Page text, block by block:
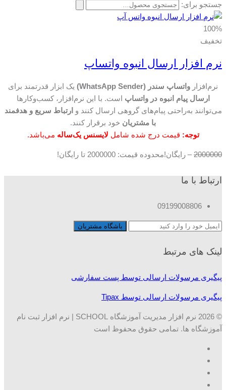
جستجو برای:
100%
تخفیف
نرم افزار ارسال انبوه واتساپ
نرم‌افزار واتساپ سندر (WhatsApp Sender)
یک ابزار قدرتمند برای
ارسال پیام انبوه در واتساپ است. با این نرم‌افزار، کسب‌وکارها
می‌توانند به‌راحتی پیام‌های گروهی ارسال کنند و ارتباط سریع و هدفمند
با مشتریان خود برقرار کنند.
توجه: قیمت درج شده شامل لایسنس یک‌ساله می‌باشد.
2000000
– رایگان!محدوده قیمت: 2000000 تا رایگان!
ارتباط با ما
09199008806
لینک های مرتبط
پیگیری مرسولات ارسالی توسط پست سفارشی
پیگیری مرسولات ارسالی توسط Tipax
© 2026 نرم افزار مدیریت آموزشگاه SCHOOL | نرم افزار ثبت نام
آموزشگاه ها. تمامی حقوق محفوظ است